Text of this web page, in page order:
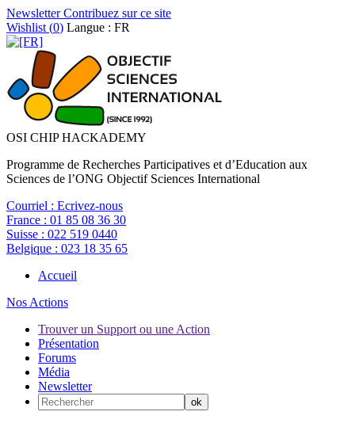
NewsletterContribuez sur ce site
Wishlist (0) Langue : FR
OSI CHIP HACKADEMY
Programme de Recherches Participatives et d’Education aux
Sciences de l’ONG Objectif Sciences International
Courriel : Ecrivez-nous
France : 01 85 08 36 30
Suisse : 022 519 0440
Belgique : 023 18 35 65
Accueil
Nos Actions
Trouver un Support ou une Action
Présentation
Forums
Média
Newsletter